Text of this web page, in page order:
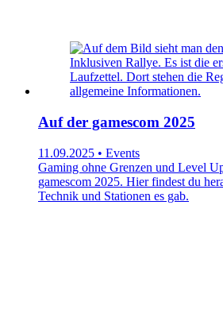
Auf der gamescom 2025
11.09.2025 • Events
Gaming ohne Grenzen und Level
gamescom 2025. Hier findest du
Technik und Stationen es gab.